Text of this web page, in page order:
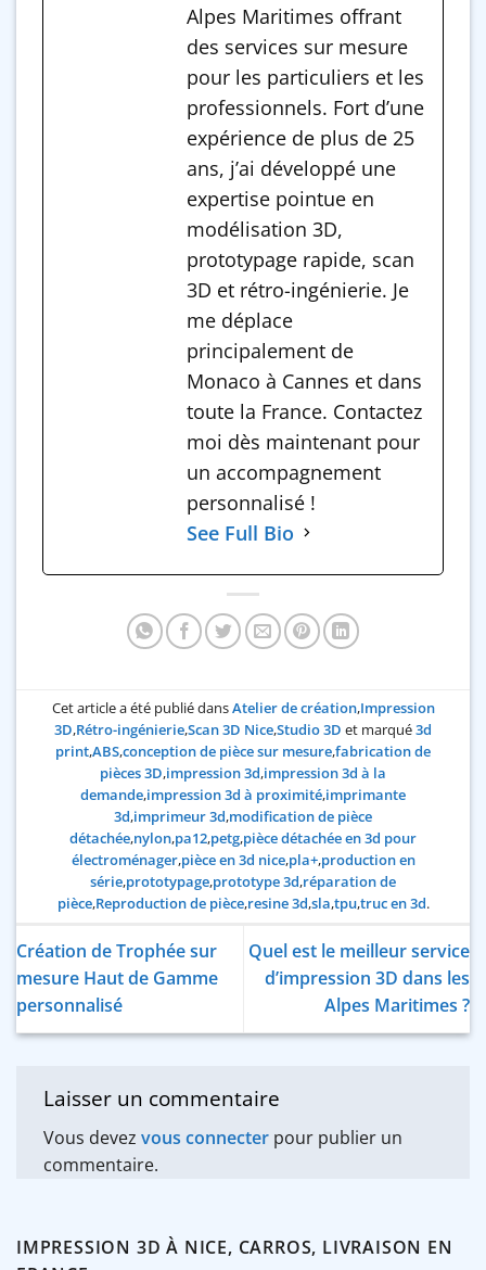
Alpes Maritimes offrant
des services sur mesure
pour les particuliers et les
professionnels. Fort d’une
expérience de plus de 25
ans, j’ai développé une
expertise pointue en
modélisation 3D,
prototypage rapide, scan
3D et rétro-ingénierie. Je
me déplace
principalement de
Monaco à Cannes et dans
toute la France. Contactez
moi dès maintenant pour
un accompagnement
personnalisé !
See Full Bio
Cet article a été publié dansAtelier de création,Impression
3D,Rétro-ingénierie,Scan 3D Nice,Studio 3D et marqué3d
print,ABS,conception de pièce sur mesure,fabrication de
pièces 3D,impression 3d,impression 3d à la
demande,impression 3d à proximité,imprimante
3d,imprimeur 3d,modification de pièce
détachée,nylon,pa12,petg,pièce détachée en 3d pour
électroménager,pièce en 3d nice,pla+,production en
série,prototypage,prototype 3d,réparation de
pièce,Reproduction de pièce,resine 3d,sla,tpu,truc en 3d.
Création de Trophée sur
mesure Haut de Gamme
personnalisé
Quel est le meilleur service
d’impression 3D dans les
Alpes Maritimes ?
Laisser un commentaire
Vous devez vous connecter pour publier un
commentaire.
IMPRESSION 3D À NICE, CARROS, LIVRAISON EN